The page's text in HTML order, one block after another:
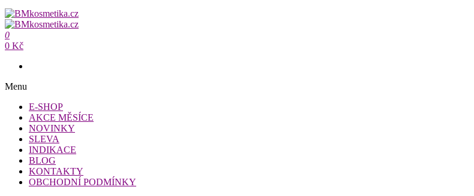
Přeskočit
na
obsah
BMkosmetika.cz
BMkosmetika.cz
0
0 Kč
Menu
E-SHOP
AKCE MĚSÍCE
NOVINKY
SLEVA
INDIKACE
BLOG
KONTAKTY
OBCHODNÍ PODMÍNKY